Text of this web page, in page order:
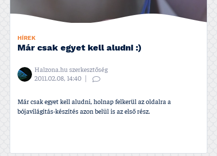
HÍREK
Már csak egyet kell aludni :)
Halzona.hu szerkesztőség
2011.02.08, 14:40
Már csak egyet kell aludni, holnap felkerül az oldalra a
bójavilágí­tás-készí­tés azon belül is az első rész.